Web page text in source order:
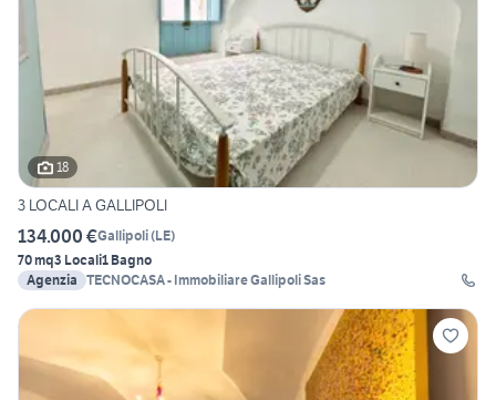
18
3 LOCALI A GALLIPOLI
134.000 €Gallipoli(LE)
70 mq3 Locali1 Bagno
Agenzia TECNOCASA - Immobiliare Gallipoli Sas